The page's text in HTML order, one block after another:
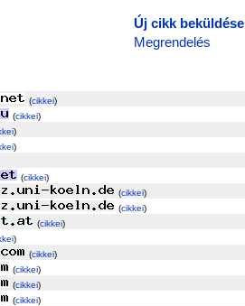
Új cikk beküldése
Megrendelés
(cikkei)
(cikkei)
)
)
(cikkei)
(cikkei)
(cikkei)
(cikkei)
)
(cikkei)
(cikkei)
(cikkei)
(cikkei)